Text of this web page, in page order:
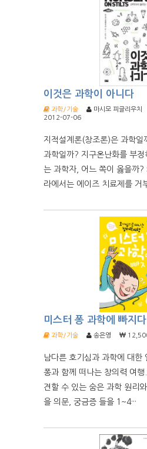
이것은 과학이 아니다
과학/기술 마시모 피글리우치
2012-07-06
지적설계론(창조론)은 과학일
과학일까? 지구온난화를 부
는 과학자, 어느 쪽이 옳을까?
라에서는 에이즈 치료제를 거부
미스터 퐁 과학에 빠지다
과학/기술 송은영
남다른 호기심과 과학에 대한
퐁과 함께 떠나는 창의력 여
견할 수 있는 숨은 과학 원리
을 의문, 궁금증 들을 1~4···